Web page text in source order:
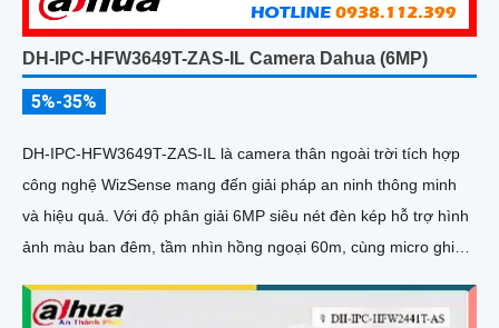
DH-IPC-HFW3649T-ZAS-IL Camera Dahua (6MP)
5%-35%
DH-IPC-HFW3649T-ZAS-IL là camera thân ngoài trời tích hợp
công nghệ WizSense mang đến giải pháp an ninh thông minh
và hiệu quả. Với độ phân giải 6MP siêu nét đèn kép hỗ trợ hình
ảnh màu ban đêm, tầm nhìn hồng ngoại 60m, cùng micro ghi
bảo giám sát chuẩn xác 24/7 hỗ trợ POE, khe thẻ nhớ lên đến